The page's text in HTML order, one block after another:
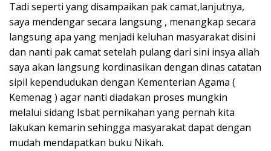
Tadi seperti yang disampaikan pak camat,lanjutnya,
saya mendengar secara langsung , menangkap secara
langsung apa yang menjadi keluhan masyarakat disini
dan nanti pak camat setelah pulang dari sini insya allah
saya akan langsung kordinasikan dengan dinas catatan
sipil kependudukan dengan Kementerian Agama (
Kemenag ) agar nanti diadakan proses mungkin
melalui sidang Isbat pernikahan yang pernah kita
lakukan kemarin sehingga masyarakat dapat dengan
mudah mendapatkan buku Nikah.